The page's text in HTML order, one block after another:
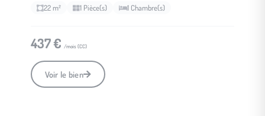
22 m² 1 Pièce(s) 1 Chambre(s)
437 € /mois (CC)
Voir le bien